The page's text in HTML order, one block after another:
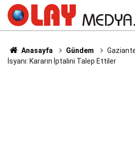
Anasayfa Gündem
İsyanı: Kararın İptalini Talep Ettiler